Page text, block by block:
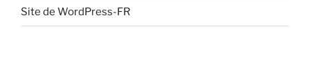
Site de WordPress-FR